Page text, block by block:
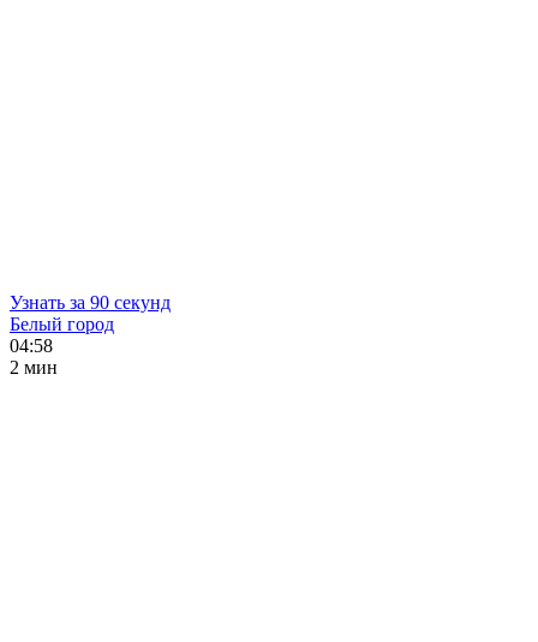
Узнать за 90 секунд
Белый город
04:58
2 мин